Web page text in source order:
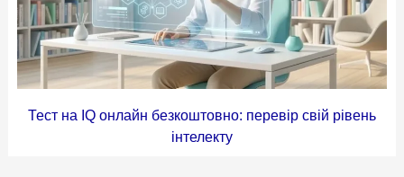
Тест на IQ онлайн безкоштовно: перевір свій рівень
інтелекту